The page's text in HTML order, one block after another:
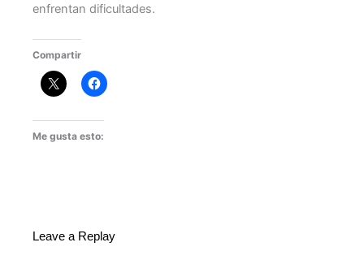
enfrentan dificultades.
Compartir
Me gusta esto:
Leave a Replay